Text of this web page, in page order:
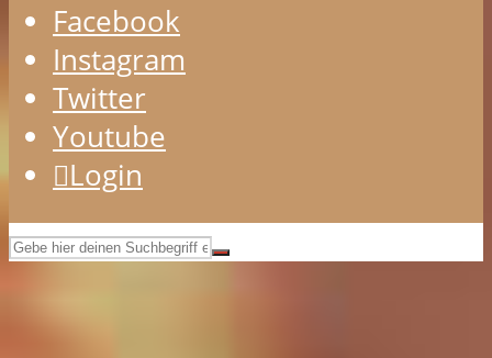
Facebook
Instagram
Twitter
Youtube
Login